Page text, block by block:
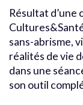
Résultat
sans-abrisme,
réalités de vie
dans une
son outil